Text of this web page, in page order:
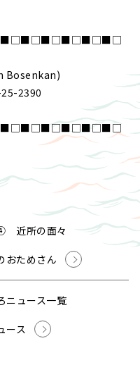
2390
④ 近所の面々
おためさん
ニュース一覧
ース